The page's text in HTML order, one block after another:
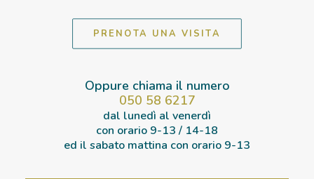
PRENOTA UNA VISITA
Oppure chiama il numero
050 58 6217
dal lunedì al venerdì
con orario 9-13 / 14-18
ed il sabato mattina con orario 9-13